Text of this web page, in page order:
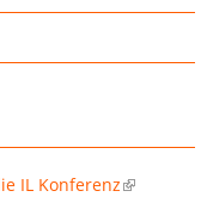
IL Konferenz